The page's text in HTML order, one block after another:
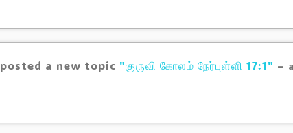
posted a new topic "குருவி கோலம் நேர்புள்ளி 17:1" –